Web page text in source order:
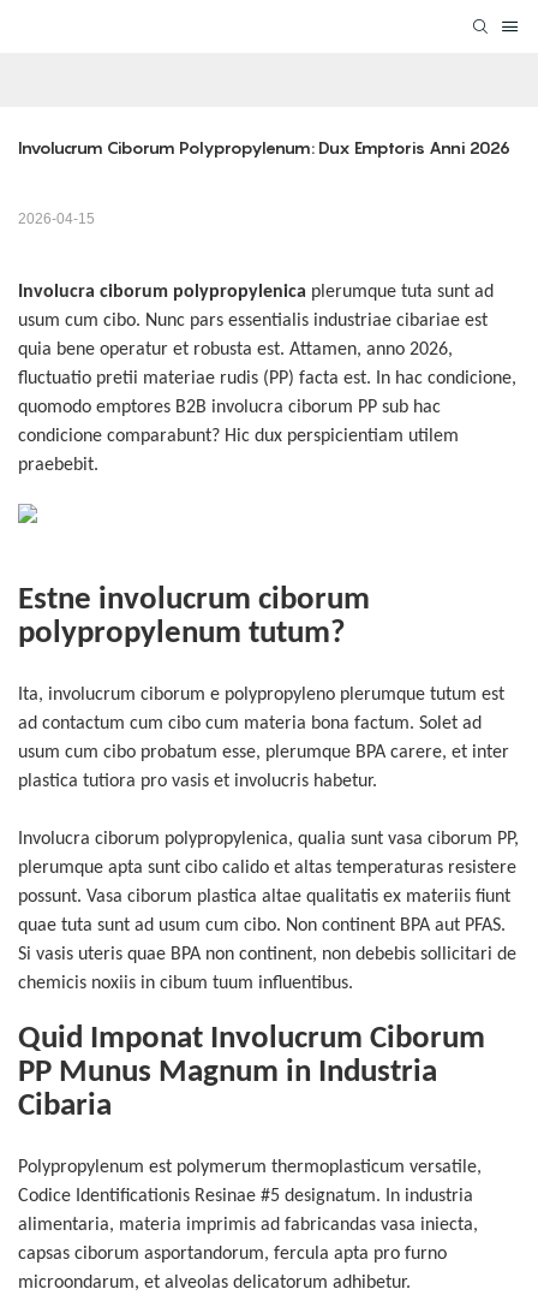
Involucrum Ciborum Polypropylenum: Dux Emptoris Anni 2026
2026-04-15
Involucra ciborum polypropylenica plerumque tuta sunt ad
usum cum cibo. Nunc pars essentialis industriae cibariae est
quia bene operatur et robusta est. Attamen, anno 2026,
fluctuatio pretii materiae rudis (PP) facta est. In hac condicione,
quomodo emptores B2B involucra ciborum PP sub hac
condicione comparabunt? Hic dux perspicientiam utilem
praebebit.
Estne involucrum ciborum
polypropylenum tutum?
Ita, involucrum ciborum e polypropyleno plerumque tutum est
ad contactum cum cibo cum materia bona factum. Solet ad
usum cum cibo probatum esse, plerumque BPA carere, et inter
plastica tutiora pro vasis et involucris habetur.
Involucra ciborum polypropylenica, qualia sunt vasa ciborum PP,
plerumque apta sunt cibo calido et altas temperaturas resistere
possunt. Vasa ciborum plastica altae qualitatis ex materiis fiunt
quae tuta sunt ad usum cum cibo. Non continent BPA aut PFAS.
Si vasis uteris quae BPA non continent, non debebis sollicitari de
chemicis noxiis in cibum tuum influentibus.
Quid Imponat Involucrum Ciborum
PP Munus Magnum in Industria
Cibaria
Polypropylenum est polymerum thermoplasticum versatile,
Codice Identificationis Resinae #5 designatum. In industria
alimentaria, materia imprimis ad fabricandas vasa iniecta,
capsas ciborum asportandorum, fercula apta pro furno
microondarum, et alveolas delicatorum adhibetur.